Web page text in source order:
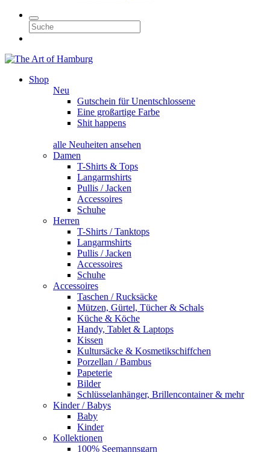
Shop
Neu
Gutschein für Unentschlossene
Eine großartige Farbe
Shit happens
alle Neuheiten ansehen
Damen
T-Shirts & Tops
Langarmshirts
Pullis / Jacken
Accessoires
Schuhe
Herren
T-Shirts / Tanktops
Langarmshirts
Pullis / Jacken
Accessoires
Schuhe
Accessoires
Taschen / Rucksäcke
Mützen, Gürtel, Tücher & Schals
Küche & Köche
Handy, Tablet & Laptops
Kissen
Kultursäcke & Kosmetikschiffchen
Porzellan / Bambus
Papeterie
Bilder
Schlüsselanhänger, Brillencontainer & mehr
Kinder / Babys
Baby
Kinder
Kollektionen
100% Seemannsgarn